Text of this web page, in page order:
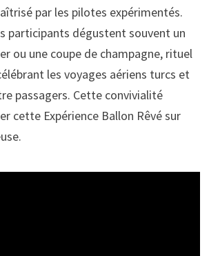
par les pilotes expérimentés.
participants dégustent souvent un
ou une coupe de champagne, rituel
les voyages aériens turcs et
passagers. Cette convivialité
cette Expérience Ballon Rêvé sur